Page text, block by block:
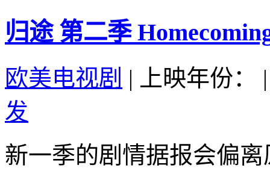
归途 第二季
欧美电视剧 | 上映年份：
|
发
新一季的剧情据报会偏